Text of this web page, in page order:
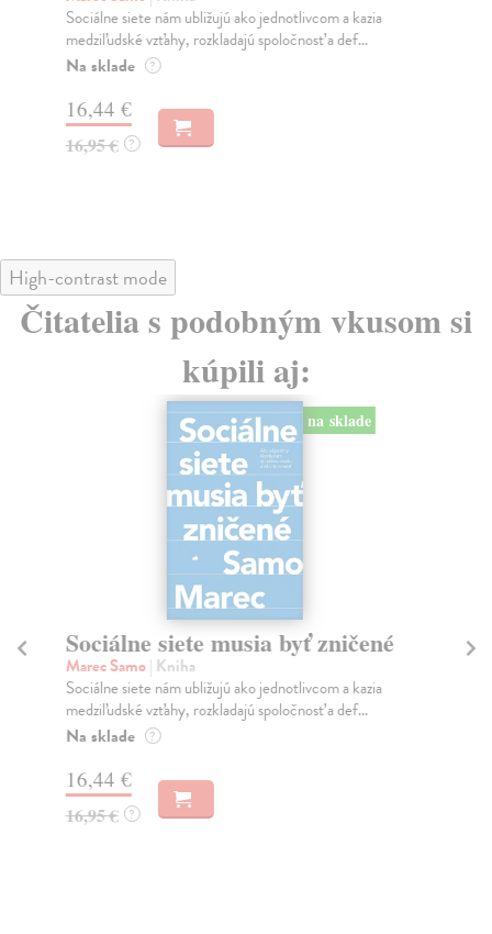
Sociálne siete nám ubližujú ako jednotlivcom a kazia
medziľudské vzťahy, rozkladajú spoločnosť a def...
Na sklade ?
16,44 €
16,95 € ?
High-contrast mode
Čitatelia s podobným vkusom si
kúpili aj:
na sklade
Sociálne siete musia byť zničené
Marec Samo| Kniha
Sociálne siete nám ubližujú ako jednotlivcom a kazia
medziľudské vzťahy, rozkladajú spoločnosť a def...
Na sklade ?
16,44 €
16,95 € ?